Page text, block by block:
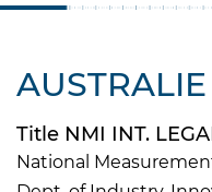
AUSTRALIE
Title NMI INT.
National